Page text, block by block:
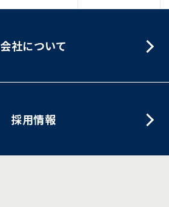
会社について
採用情報